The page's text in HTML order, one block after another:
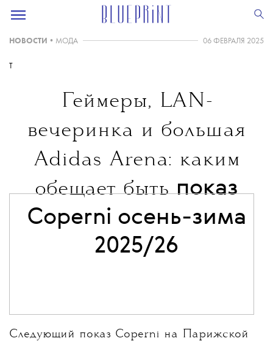
НОВОСТИ • МОДА 06 ФЕВРАЛЯ 2025
T
Геймеры, LAN-
вечеринка и большая
Adidas Arena: каким
обещает бытьпоказ
Coperni осень-зима
2025/26
Следующий показ Coperni на Парижской